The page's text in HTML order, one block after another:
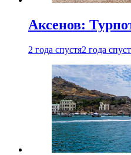
Аксенов:
2 года спустя2 года